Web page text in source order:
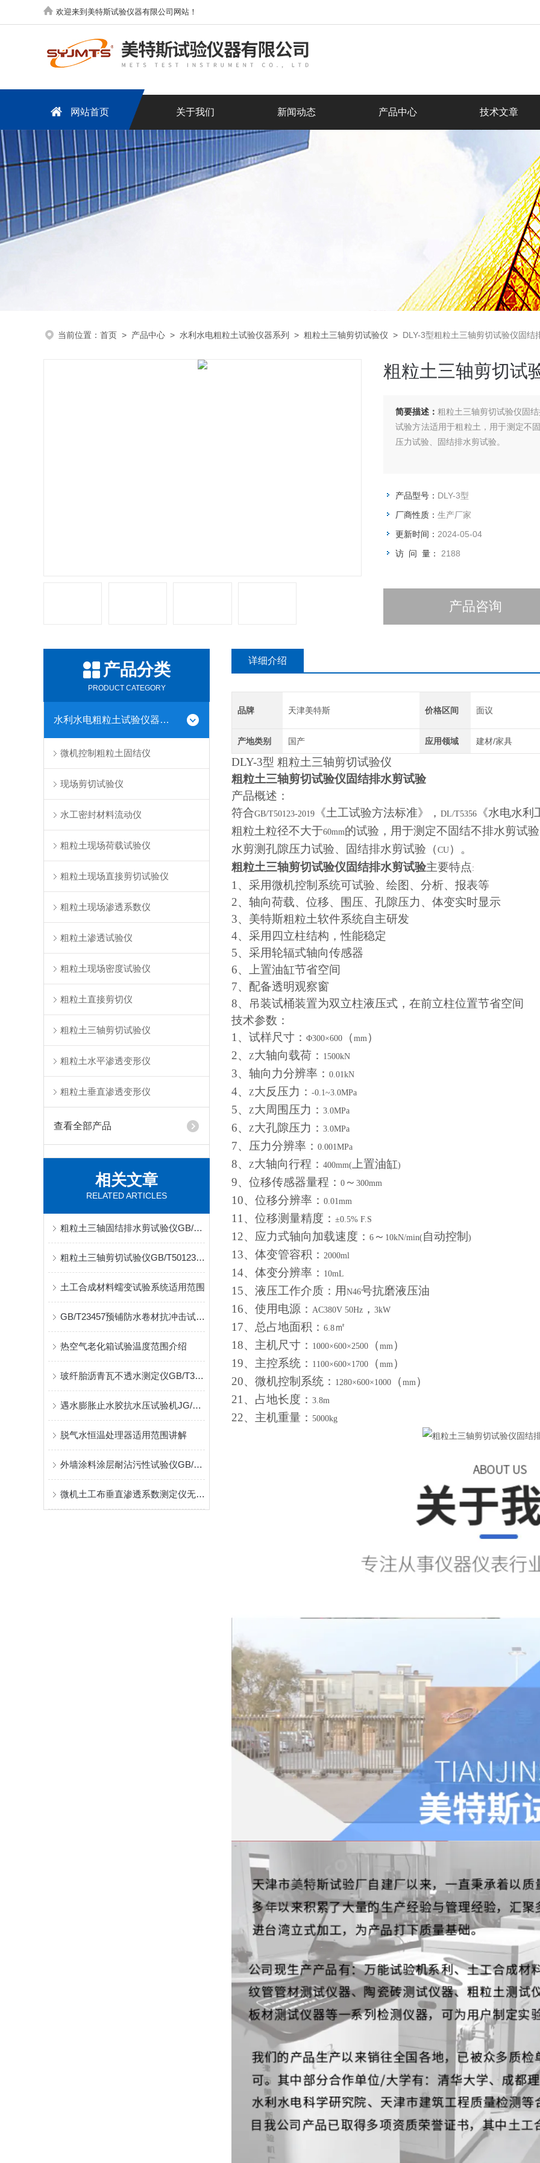
欢迎来到美特斯试验仪器有限公司网站！
网站首页 关于我们 新闻动态 产品中心 技术文章
当前位置： 首页 > 产品中心 > 水利水电粗粒土试验仪器系列 > 粗粒土三轴剪切试验仪 > DLY-3型粗粒土三轴剪切试验仪固结
粗粒土三轴剪切试
简要描述： 粗粒土三轴剪切试验仪固
试验方法适用于粗粒土，用于测定不
压力试验、固结排水剪试验。
产品型号： DLY-3型
厂商性质： 生产厂家
更新时间： 2024-05-04
访 问 量： 2188
产品咨询
产品分类
PRODUCT CATEGORY
水利水电粗粒土试验仪器系列
微机控制粗粒土固结仪
现场剪切试验仪
水工密封材料流动仪
粗粒土现场荷载试验仪
粗粒土现场直接剪切试验仪
粗粒土现场渗透系数仪
粗粒土渗透试验仪
粗粒土现场密度试验仪
粗粒土直接剪切仪
粗粒土三轴剪切试验仪
粗粒土水平渗透变形仪
粗粒土垂直渗透变形仪
查看全部产品
相关文章
RELATED ARTICLES
粗粒土三轴固结排水剪试验仪GB/T50123试验标准
粗粒土三轴剪切试验仪GB/T50123土工试验方法标准
土工合成材料蠕变试验系统适用范围
GB/T23457预铺防水卷材抗冲击试验仪适用范围
热空气老化箱试验温度范围介绍
玻纤胎沥青瓦不透水测定仪GB/T328.10低压法试验标准
遇水膨胀止水胶抗水压试验机JG/T312试验范围
脱气水恒温处理器适用范围讲解
外墙涂料涂层耐沾污性试验仪GB/T9266
微机土工布垂直渗透系数测定仪无负荷时垂直渗透测定
详细介绍
品牌 天津美特斯 价格区间 面议
产地类别 国产 应用领域 建材/家具
DLY-3型 粗粒土三轴剪切试验仪
粗粒土三轴剪切试验仪固结排水剪试验
产品概述：
符合GB/T50123-2019 《土工试验方法标准》， DL/T5356
《水电水
粗粒土粒径不大于60mm的试验，用于测定不固结不排水剪试
水剪测孔隙压力试验、固结排水剪试验（ CU ）。
粗粒土三轴剪切试验仪固结排水剪试验主要特点 :
1 、采用微机控制系统可试验、绘图、分析、报表等
2、轴向荷载、位移、围压、孔隙压力、体变实时显示
3、美特斯粗粒土软件系统自主研发
4、采用四立柱结构，性能稳定
5、采用轮辐式轴向传感器
6、上置油缸节省空间
7、配备透明观察窗
8、吊装试桶装置为双立柱液压式，在前立柱位置节省空间
技术参数：
1 、试样尺寸： Φ300×600 （ mm ）
2、 Z大轴向载荷： 1500kN
3、轴向力分辨率： 0.01kN
4、 Z大反压力： -0.1~3.0MPa
5、 Z大周围压力： 3.0MPa
6、 Z大孔隙压力： 3.0MPa
7、压力分辨率： 0.001MPa
8、 Z大轴向行程： 400mm( 上置油缸)
9、位移传感器量程： 0 ～ 300mm
10、位移分辨率： 0.01mm
11 、位移测量精度： ±0.5% F.S
12、应力式轴向加载速度： 6 ～ 10kN/min( 自动控制 )
13、体变管容积： 2000ml
14、体变分辨率： 10mL
15、液压工作介质：用 N46号抗磨液压油
16、使用电源： AC380V 50Hz ， 3kW
17、总占地面积： 6.8 ㎡
18、主机尺寸： 1000×600×2500 （ mm ）
19、主控系统： 1100×600×1700 （ mm ）
20、微机控制系统： 1280×600×1000 （ mm ）
21 、占地长度： 3.8m
22、主机重量： 5000kg